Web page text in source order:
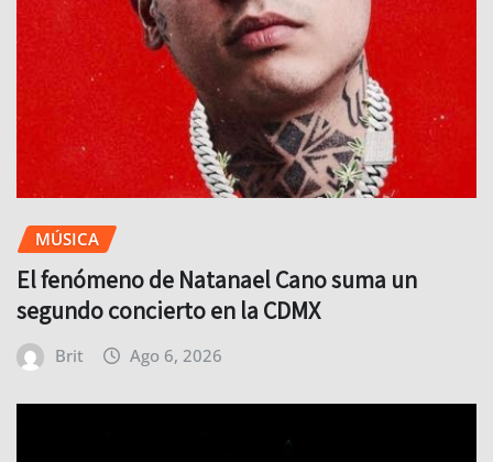
MÚSICA
El fenómeno de Natanael Cano suma un
segundo concierto en la CDMX
Brit Ago 6, 2026